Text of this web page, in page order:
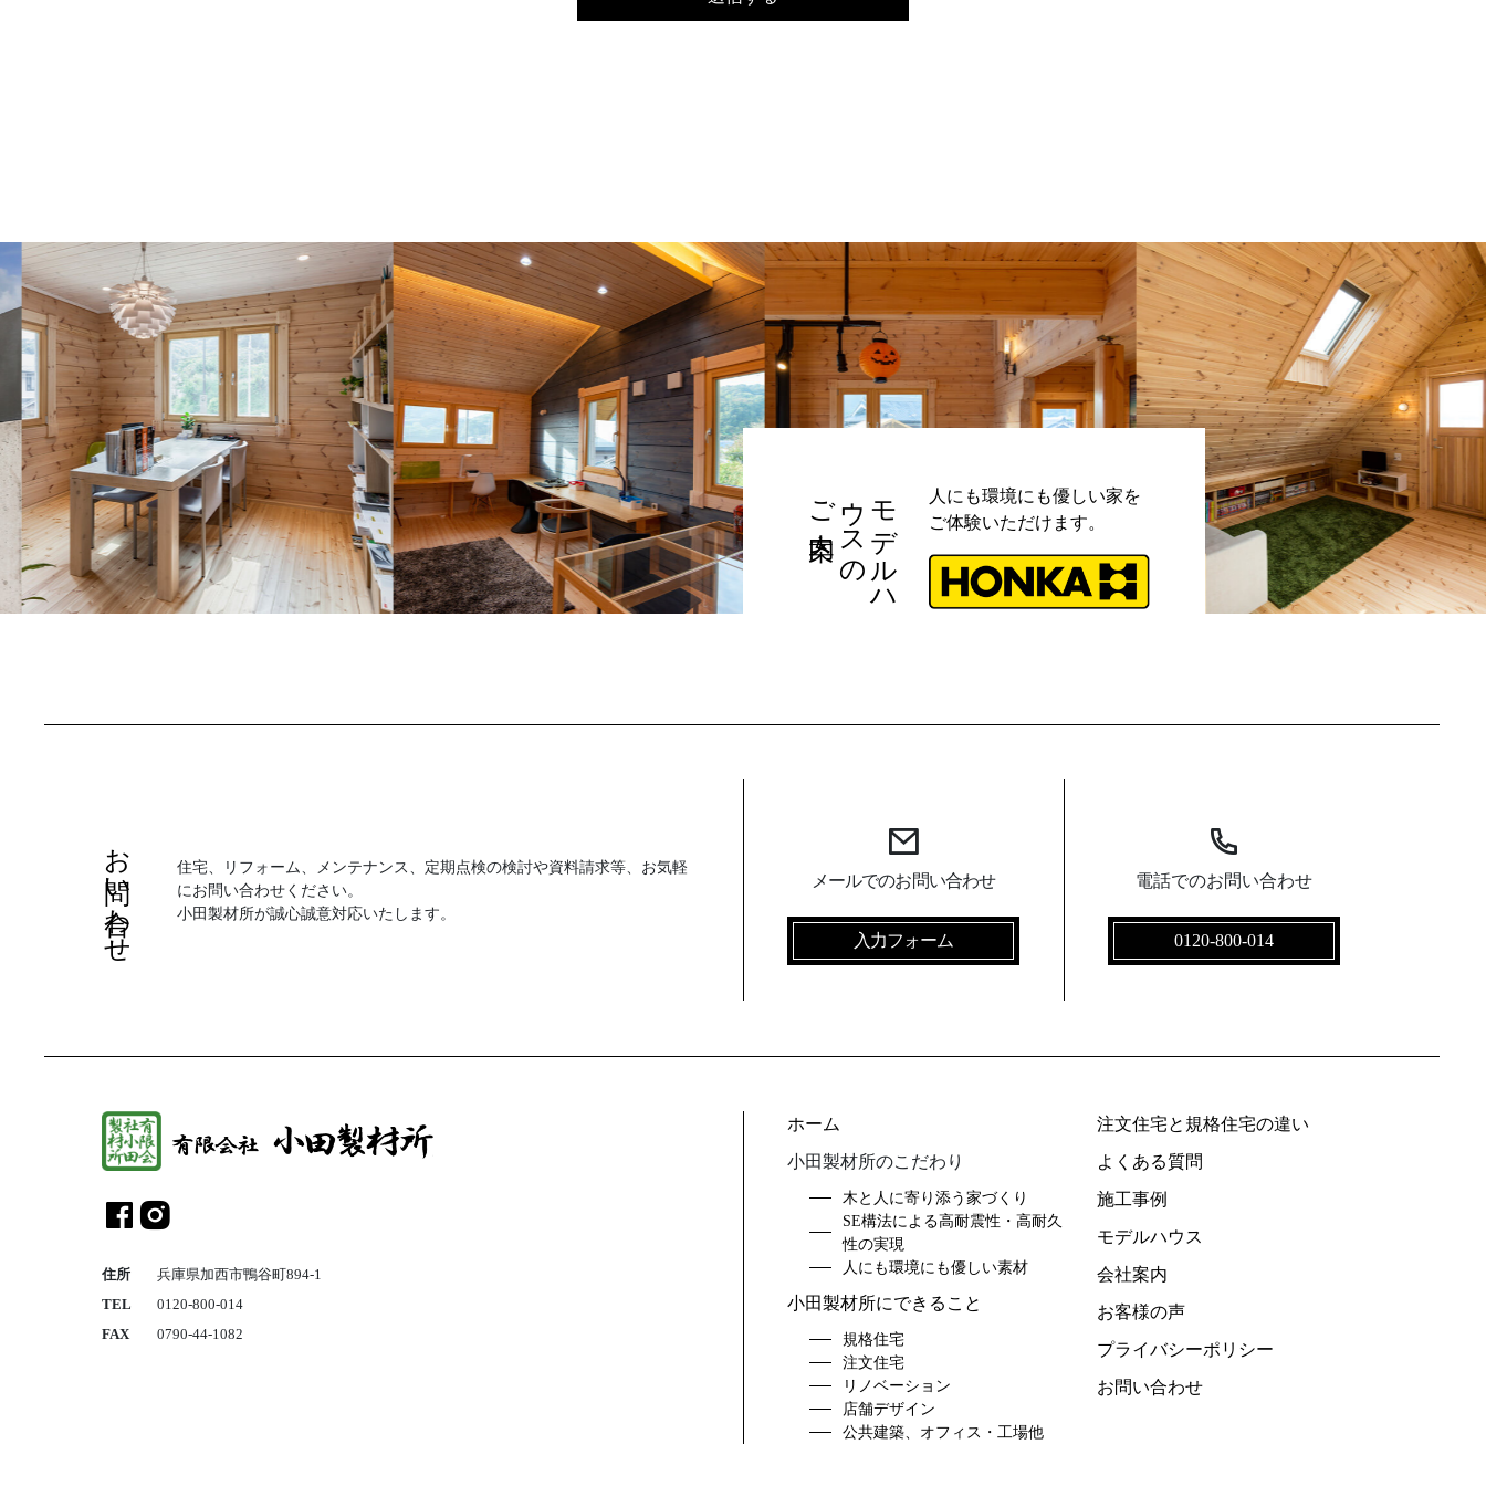
モ
デ
ル
ハ
ウ
ス
の
ご案内
人にも環境にも優しい家を
ご体験いただけます。
お問い合わせ
住宅、リフォーム、メンテナンス、定期点検の検討や資料請求等、お気軽
にお問い合わせください。
小田製材所が誠心誠意対応いたします。
メールでのお問い合わせ
入力フォーム
電話でのお問い合わせ
0120-800-014
総合建設業 有限会社 小田製作所
住所
兵庫県加西市鴨谷町894-1
TEL
0120-800-014
FAX
0790-44-1082
ホーム
小田製材所のこだわり
木と人に寄り添う家づくり
SE構法による高耐震性・高耐久
性の実現
人にも環境にも優しい素材
小田製材所にできること
規格住宅
注文住宅
リノベーション
店舗デザイン
公共建築、オフィス・工場他
注文住宅と規格住宅の違い
よくある質問
施工事例
モデルハウス
会社案内
お客様の声
プライバシーポリシー
お問い合わせ